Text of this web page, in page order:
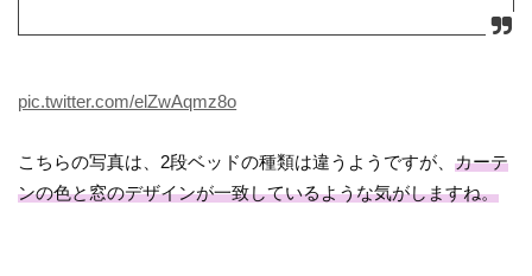
pic.twitter.com/elZwAqmz8o
こちらの写真は、2段ベッドの種類は違うようですが、カーテ
ンの色と窓のデザインが一致しているような気がしますね。